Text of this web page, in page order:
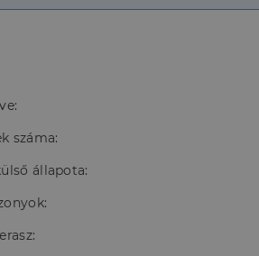
száma:
állapota: